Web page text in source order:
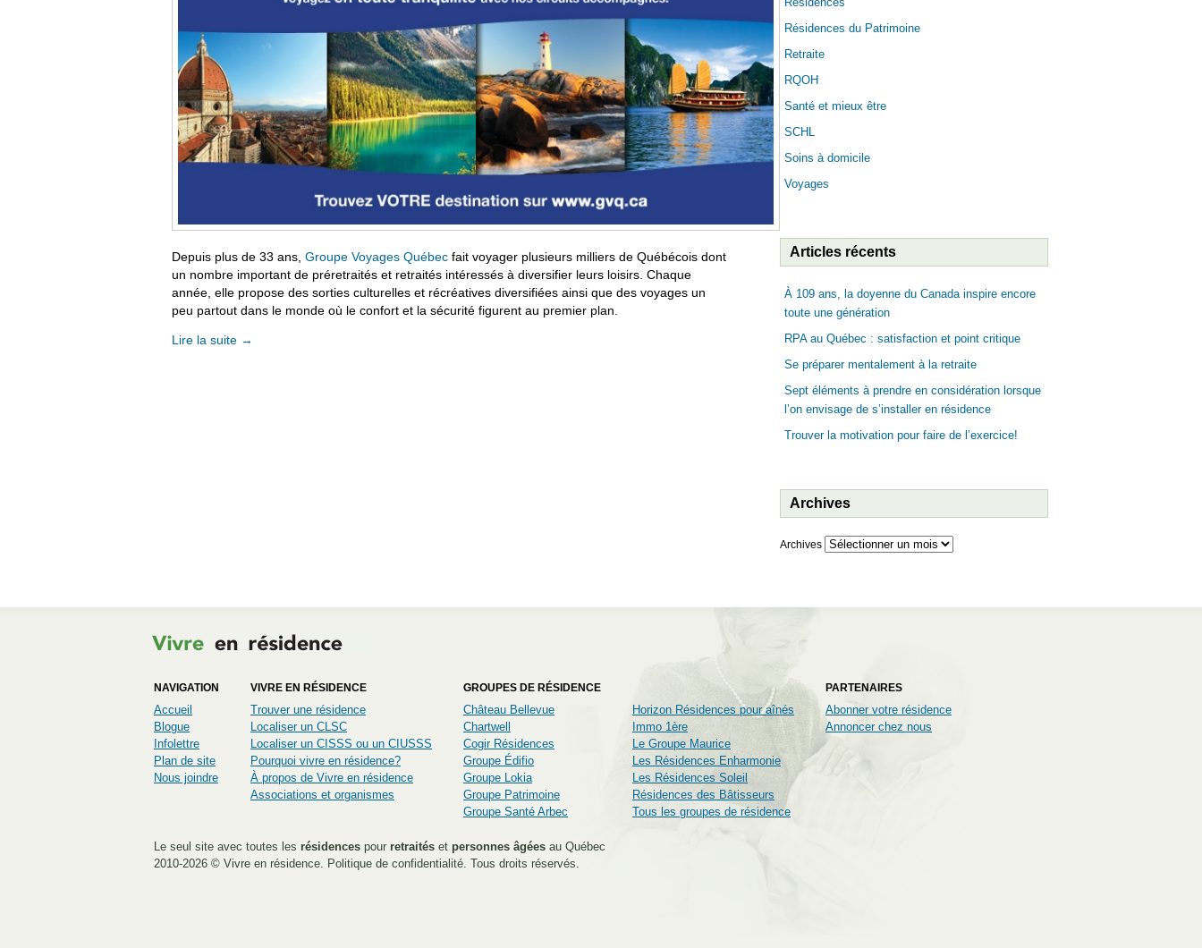
Depuis plus de 33 ans, Groupe Voyages Québec fait voyager plusieurs milliers de Québécois dont
un nombre important de préretraités et retraités intéressés à diversifier leurs loisirs. Chaque
année, elle propose des sorties culturelles et récréatives diversifiées ainsi que des voyages un
peu partout dans le monde où le confort et la sécurité figurent au premier plan.
Lire la suite →
Résidences du Patrimoine
Retraite
RQOH
Santé et mieux être
SCHL
Soins à domicile
Voyages
Articles récents
À 109 ans, la doyenne du Canada inspire encore
toute une génération
RPA au Québec : satisfaction et point critique
Se préparer mentalement à la retraite
Sept éléments à prendre en considération lorsque
l’on envisage de s’installer en résidence
Trouver la motivation pour faire de l’exercice!
Archives
Archives
NAVIGATION
Accueil
Blogue
Infolettre
Plan de site
Nous joindre
VIVRE EN RÉSIDENCE
Trouver une résidence
Localiser un CLSC
Localiser un CISSS ou un CIUSSS
Pourquoi vivre en résidence?
À propos de Vivre en résidence
Associations et organismes
GROUPES DE RÉSIDENCE
Château Bellevue
Chartwell
Cogir Résidences
Groupe Édifio
Groupe Lokia
Groupe Patrimoine
Groupe Santé Arbec
Horizon Résidences pour aînés
Immo 1ère
Le Groupe Maurice
Les Résidences Enharmonie
Les Résidences Soleil
Résidences des Bâtisseurs
Tous les groupes de résidence
PARTENAIRES
Abonner votre résidence
Annoncer chez nous
Le seul site avec toutes les résidences pour retraités et personnes âgées au Québec
2010-2026 © Vivre en résidence Politique de confidentialité . Tous droits réservés.